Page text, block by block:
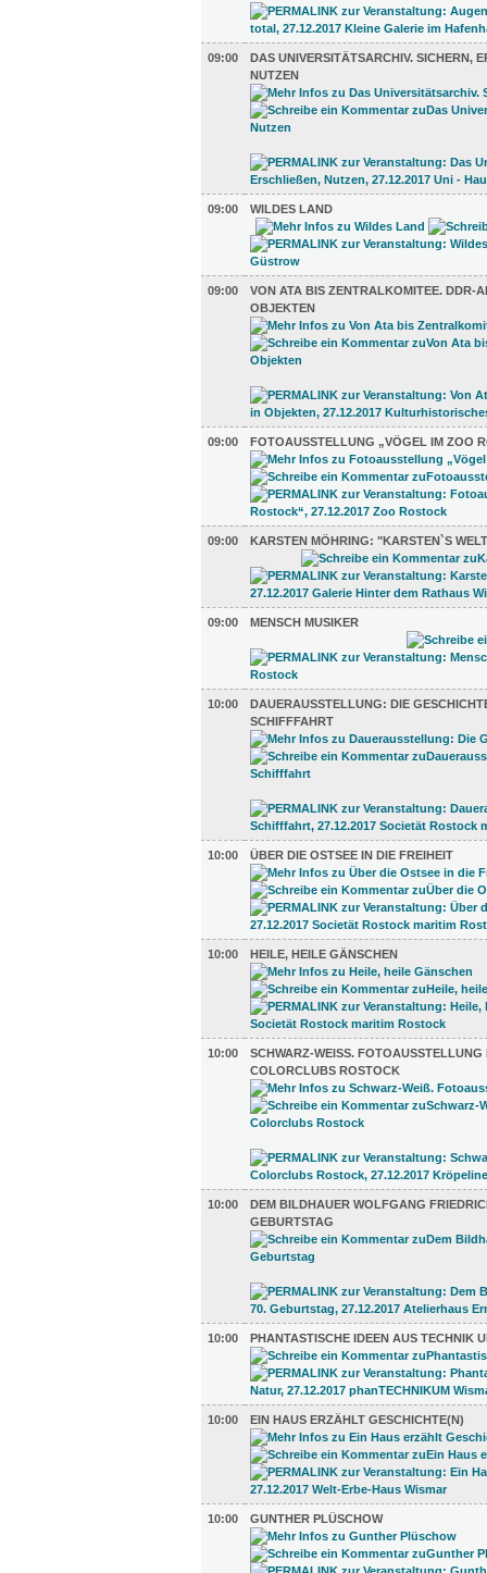
09:00
DAS UNIVERSITÄTSARCHIV. SICHERN,
UTZEN
09:00 WILDES LAND
09:00
VON ATA BIS ZENTRALKOMITEE. DDR-
OBJEKTEN
09:00 FOTOAUSSTELLUNG „VÖGEL IM ZOO
09:00 KARSTEN MÖHRING: "KARSTEN`S
09:00 MENSCH MUSIKER
10:00
DAUERAUSSTELLUNG: DIE
SCHIFFFAHRT
10:00 ÜBER DIE OSTSEE IN DIE FREIHEIT
10:00 HEILE, HEILE GÄNSCHEN
10:00
SCHWARZ-WEISS. FOTOAUSSTELLUNG
OLORCLUBS ROSTOCK
10:00
DEM BILDHAUER WOLFGANG
GEBURTSTAG
10:00 PHANTASTISCHE IDEEN AUS TECHNIK
10:00 EIN HAUS ERZÄHLT GESCHICHTE(N)
10:00 GUNTHER PLÜSCHOW